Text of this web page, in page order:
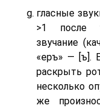
гласные
>1 после
звучание
«еръ» — [ъ].
раскрыть
несколько
же